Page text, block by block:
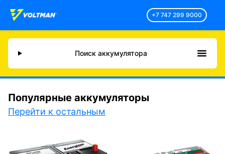
+7 747 299 9000
Поиск аккумулятора
Популярные аккумуляторы
Перейти к остальным